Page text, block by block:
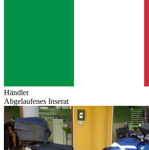
Händler
Abgelaufenes Inserat